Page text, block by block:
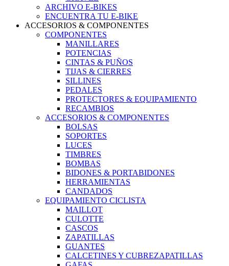
ARCHIVO E-BIKES
ENCUENTRA TU E-BIKE
ACCESORIOS & COMPONENTES
COMPONENTES
MANILLARES
POTENCIAS
CINTAS & PUÑOS
TIJAS & CIERRES
SILLINES
PEDALES
PROTECTORES & EQUIPAMIENTO
RECAMBIOS
ACCESORIOS & COMPONENTES
BOLSAS
SOPORTES
LUCES
TIMBRES
BOMBAS
BIDONES & PORTABIDONES
HERRAMIENTAS
CANDADOS
EQUIPAMIENTO CICLISTA
MAILLOT
CULOTTE
CASCOS
ZAPATILLAS
GUANTES
CALCETINES Y CUBREZAPATILLAS